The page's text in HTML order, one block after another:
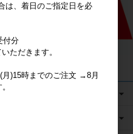
は、着日のご指定日を必
付分
ただきます。
月)15時までのご注文 →8月